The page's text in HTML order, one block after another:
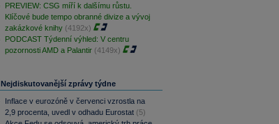
PREVIEW: CSG míří k dalšímu růstu.
Klíčové bude tempo obranné divize a vývoj
zakázkové knihy (4192x)
PODCAST Týdenní výhled: V centru
pozornosti AMD a Palantir (4149x)
Nejdiskutovanější zprávy týdne
Inflace v eurozóně v červenci vzrostla na
2,9 procenta, uvedl v odhadu Eurostat (5)